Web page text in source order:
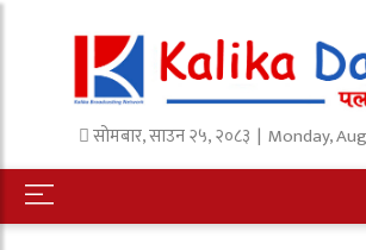
सोमबार,साउन२५,२०८३ | Monday,